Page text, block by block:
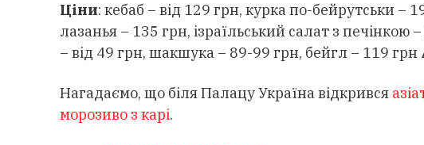
Ціни: кебаб – від 129 грн, курка по-бейрутськи –
лазанья – 135 грн, ізраїльський салат з печінкою
– від 49 грн, шакшука – 89-99 грн, бейгл – 119 грн
Нагадаємо, що біля Палацу Україна відкрився
морозиво з карі.